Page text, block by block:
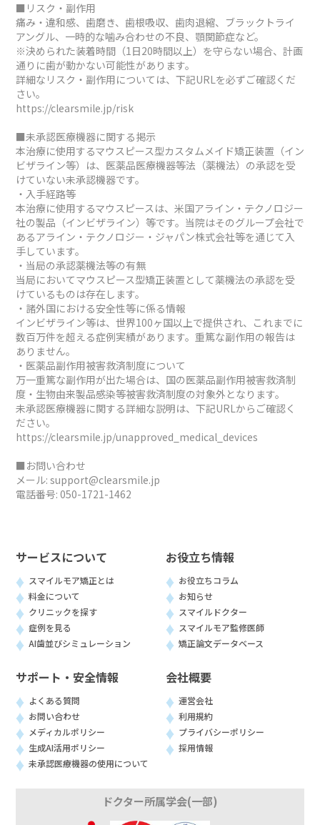
■リスク・副作用
痛み・違和感、歯磨き、歯根吸収、歯肉退縮、ブラックトライ
アングル、一時的な噛み合わせの不良、顎関節症など。
※決められた装着時間（1日20時間以上）を守らない場合、計画
通りに歯が動かない可能性があります。
詳細なリスク・副作用については、下記URLを必ずご確認くだ
さい。
https://clearsmile.jp/risk
■未承認医療機器に関する掲示
本治療に使用するマウスピース型カスタムメイド矯正装置（イン
ビザライン等）は、医薬品医療機器等法（薬機法）の承認を受
けていない未承認機器です。
・入手経路等
本治療に使用するマウスピースは、米国アライン・テクノロジー
社の製品（インビザライン）等です。当院はそのグループ会社で
あるアライン・テクノロジー・ジャパン株式会社等を通じて入
手しています。
・当局の承認薬機法等の有無
当局においてマウスピース型矯正装置として薬機法の承認を受
けているものは存在します。
・諸外国における安全性等に係る情報
インビザライン等は、世界100ヶ国以上で提供され、これまでに
数百万件を超える症例実績があります。重篤な副作用の報告は
ありません。
・医薬品副作用被害救済制度について
万一重篤な副作用が出た場合は、国の医薬品副作用被害救済制
度・生物由来製品感染等被害救済制度の対象外となります。
未承認医療機器に関する詳細な説明は、下記URLからご確認く
ださい。
https://clearsmile.jp/unapproved_medical_devices
■お問い合わせ
メール: support@clearsmile.jp
電話番号: 050-1721-1462
サービスについて
スマイルモア矯正とは
料金について
クリニックを探す
症例を見る
AI歯並びシミュレーション
お役立ち情報
お役立ちコラム
お知らせ
スマイルドクター
スマイルモア監修医師
矯正論文データベース
サポート・安全情報
よくある質問
お問い合わせ
メディカルポリシー
生成AI活用ポリシー
未承認医療機器の使用について
会社概要
運営会社
利用規約
プライバシーポリシー
採用情報
ドクター所属学会(一部)